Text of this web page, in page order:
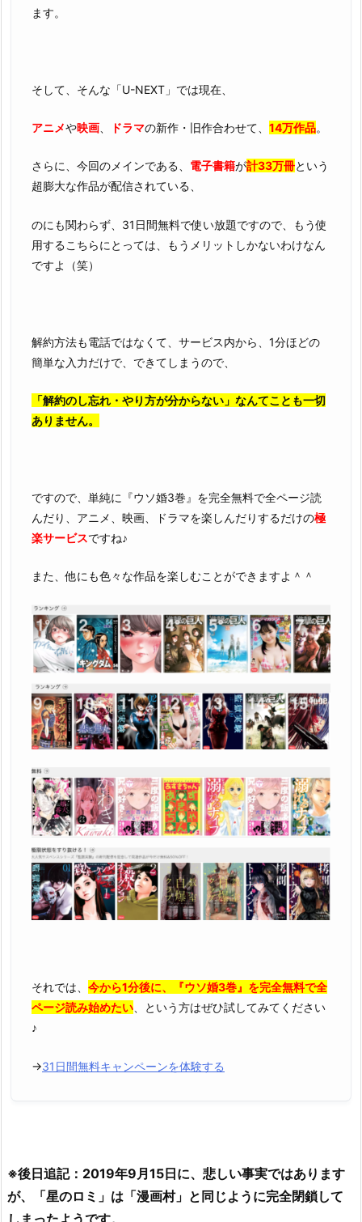
ます。
そして、そんな「U-NEXT」では現在、
アニメや映画 ドラマの新作・旧作合わせて、 14万作品。
さらに、今回のメインである、 電子書籍が計33万冊という
超膨大な作品が配信されている、
のにも関わらず、31日間無料で使い放題ですので、もう使
用するこちらにとっては、もうメリットしかないわけなん
ですよ（笑）
解約方法も電話ではなくて、サービス内から、1分ほどの
簡単な入力だけで、できてしまうので、
「解約のし忘れ・やり方が分からない」なんてことも一切
ありません。
ですので、単純に『ウソ婚3巻』を完全無料で全ページ読
んだり、アニメ、映画、ドラマを楽しんだりするだけの極
楽サービスですね♪
また、他にも色々な作品を楽しむことができますよ＾＾
それでは、 今から1分後に、『ウソ婚3巻』を完全無料で全
ページ読み始めたい 、という方はぜひ試してみてください
♪
→31日間無料キャンペーンを体験する
※後日追記：2019年9月15日に、悲しい事実ではあります
が、「星のロミ」は「漫画村」と同じように完全閉鎖して
しまったようです。